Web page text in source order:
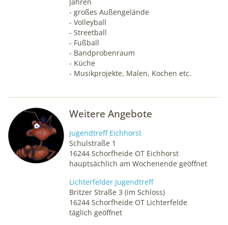
- großes Außengelände
- Volleyball
- Streetball
- Fußball
- Bandprobenraum
- Küche
- Musikprojekte, Malen, Kochen etc.
Weitere Angebote
Jugendtreff Eichhorst
Schulstraße 1
16244 Schorfheide OT Eichhorst
hauptsächlich am Wochenende geöffnet
Lichterfelder Jugendtreff
Britzer Straße 3 (im Schloss)
16244 Schorfheide OT Lichterfelde
täglich geöffnet